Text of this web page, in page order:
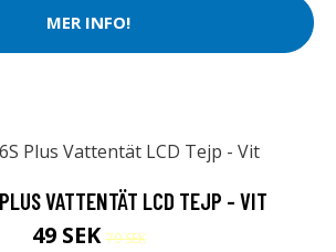
MER INFO!
VATTENTÄT LCD TEJP - VIT
49 SEK79 SEK